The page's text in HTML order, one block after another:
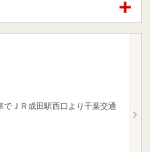
でＪＲ成田駅西口より千葉交通